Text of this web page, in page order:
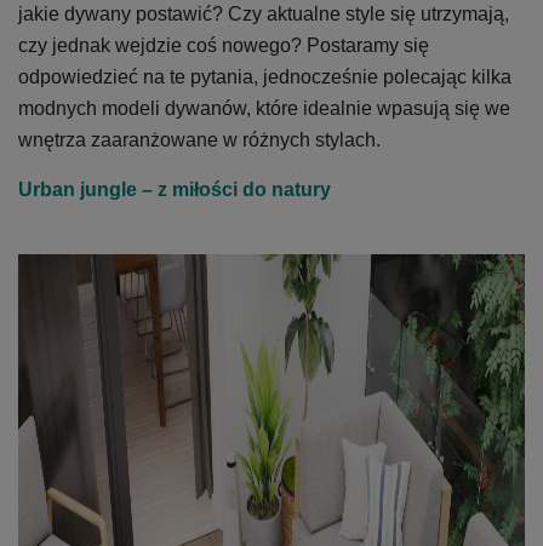
jakie dywany postawić? Czy aktualne style się utrzymają,
czy jednak wejdzie coś nowego? Postaramy się
odpowiedzieć na te pytania, jednocześnie polecając kilka
modnych modeli dywanów, które idealnie wpasują się we
wnętrza zaaranżowane w różnych stylach.
Urban jungle – z miłości do natury